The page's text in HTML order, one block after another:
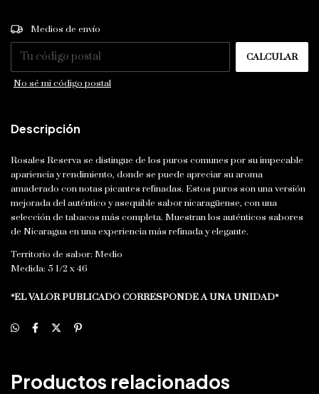
Entregas para el CP:
Medios de envío
CALCULAR
No sé mi código postal
Descripción
Rosales Reserva se distingue de los puros comunes por su impecable
apariencia y rendimiento, donde se puede apreciar su aroma
amaderado con notas picantes refinadas. Estos puros son una versión
mejorada del auténtico y asequible sabor nicaragüense, con una
selección de tabacos más completa. Muestran los auténticos sabores
de Nicaragua en una experiencia más refinada y elegante.
Territorio de sabor: Medio
Medida: 5 1/2 x 46
*EL VALOR PUBLICADO CORRESPONDE A UNA UNIDAD*
Productos relacionados